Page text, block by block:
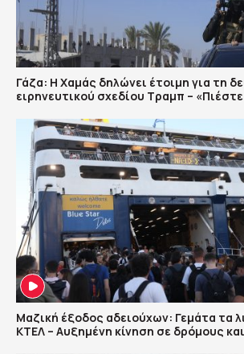
Γάζα: Η Χαμάς δηλώνει έτοιμη για τη
ειρηνευτικού σχεδίου Τραμπ –
Μαζική έξοδος αδειούχων: Γεμάτα τα
ΚΤΕΛ – Αυξημένη κίνηση σε δρόμους